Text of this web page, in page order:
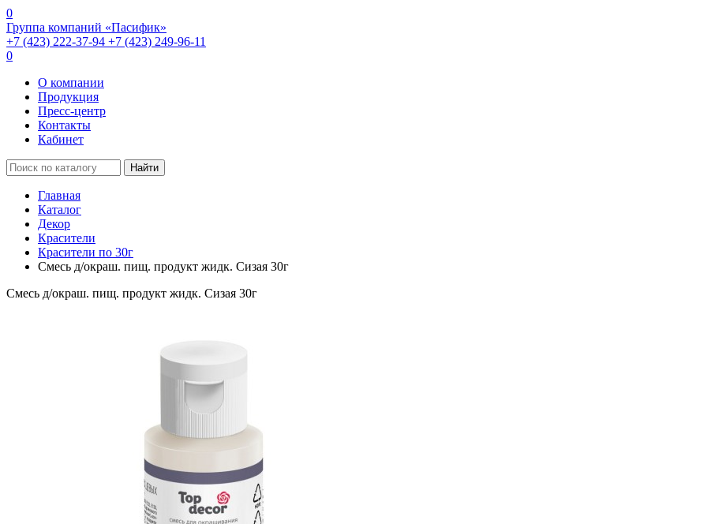
0
Группа компаний «Пасифик»
+7 (423) 222-37-94 +7 (423) 249-96-11
0
О компании
Продукция
Пресс-центр
Контакты
Кабинет
Найти
Главная
Каталог
Декор
Красители
Красители по 30г
Смесь д/окраш. пищ. продукт жидк. Сизая 30г
Смесь д/окраш. пищ. продукт жидк. Сизая 30г